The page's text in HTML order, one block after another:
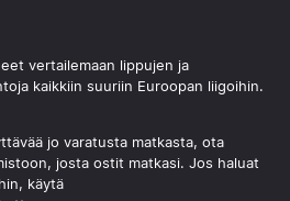
vertailemaan lippujen ja
kaikkiin suuriin Euroopan liigoihin.
jo varatusta matkasta, ota
josta ostit matkasi. Jos haluat
käytä